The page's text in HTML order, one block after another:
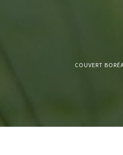
COUVERT